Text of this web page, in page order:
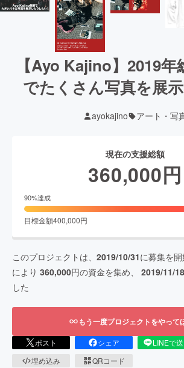
【Ayo Kajino】2019年
でたくさん写真を展
ayokajino アート・写
現在の支援総額
360,000円
90%達成
目標金額400,000円
このプロジェクトは、 2019/10/31に募集を開
により 360,000円の資金を集め、 2019/11/18
した
もう一度プロジェクトをやって
ポスト シェア LINEで
埋め込み
QRコード